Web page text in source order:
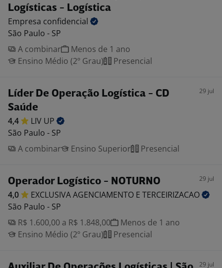
Logísticas - Logística
Empresa confidencial
São Paulo - SP
A combinar
Menos de 1 ano
Ensino Médio (2º Grau)
Presencial
Líder De Operação Logística - CD
Saúde
29 jul
4,4 LIV UP
São Paulo - SP
A combinar
Ensino Superior Presencial
Operador Logístico - NOTURNO 29 jul
4,0 EXCLUSIVA AGENCIAMENTO E TERCEIRIZACAO
São Paulo - SP
R$ 1.600,00 a R$ 1.848,00
Menos de 1 ano
Ensino Médio (2º Grau)
Presencial
29 jul